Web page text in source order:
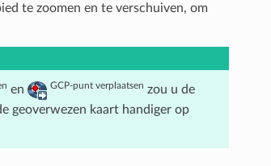
te zoomen en te verschuiven, om
en GCP-punt verplaatsen zou u de
geoverwezen kaart handiger op